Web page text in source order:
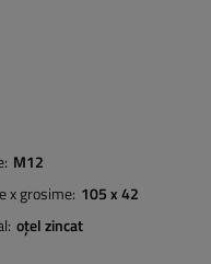
M12
x grosime 105 x 42
oțel zincat